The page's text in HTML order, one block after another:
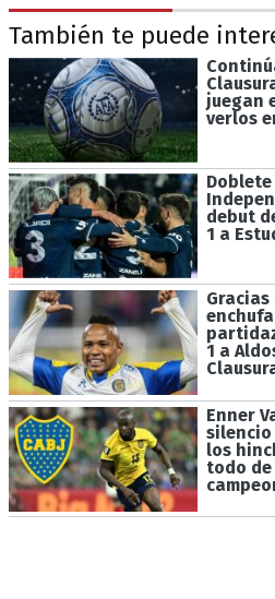
También te puede
juegan
verlos
debut
1 a
Gracias
1 a
Enner
silencio
los
todo